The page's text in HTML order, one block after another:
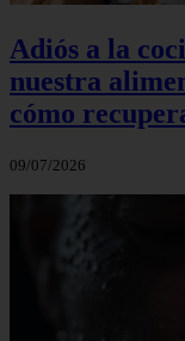
Adiós a la
nuestra
cómo
09/07/2026